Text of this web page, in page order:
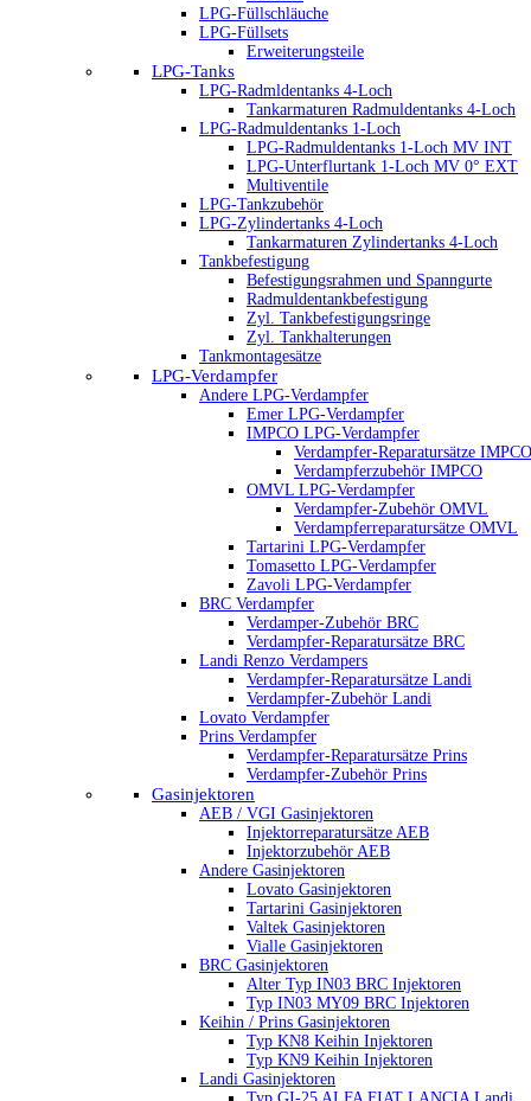
LPG-Füllschläuche
LPG-Füllsets
Erweiterungsteile
LPG-Tanks
LPG-Radmldentanks 4-Loch
Tankarmaturen Radmuldentanks 4-Loch
LPG-Radmuldentanks 1-Loch
LPG-Radmuldentanks 1-Loch MV INT
LPG-Unterflurtank 1-Loch MV 0° EXT
Multiventile
LPG-Tankzubehör
LPG-Zylindertanks 4-Loch
Tankarmaturen Zylindertanks 4-Loch
Tankbefestigung
Befestigungsrahmen und Spanngurte
Radmuldentankbefestigung
Zyl. Tankbefestigungsringe
Zyl. Tankhalterungen
Tankmontagesätze
LPG-Verdampfer
Andere LPG-Verdampfer
Emer LPG-Verdampfer
IMPCO LPG-Verdampfer
Verdampfer-Reparatursätze IMPCO
Verdampferzubehör IMPCO
OMVL LPG-Verdampfer
Verdampfer-Zubehör OMVL
Verdampferreparatursätze OMVL
Tartarini LPG-Verdampfer
Tomasetto LPG-Verdampfer
Zavoli LPG-Verdampfer
BRC Verdampfer
Verdamper-Zubehör BRC
Verdampfer-Reparatursätze BRC
Landi Renzo Verdampers
Verdampfer-Reparatursätze Landi
Verdampfer-Zubehör Landi
Lovato Verdampfer
Prins Verdampfer
Verdampfer-Reparatursätze Prins
Verdampfer-Zubehör Prins
Gasinjektoren
AEB / VGI Gasinjektoren
Injektorreparatursätze AEB
Injektorzubehör AEB
Andere Gasinjektoren
Lovato Gasinjektoren
Tartarini Gasinjektoren
Valtek Gasinjektoren
Vialle Gasinjektoren
BRC Gasinjektoren
Alter Typ IN03 BRC Injektoren
Typ IN03 MY09 BRC Injektoren
Keihin / Prins Gasinjektoren
Typ KN8 Keihin Injektoren
Typ KN9 Keihin Injektoren
Landi Gasinjektoren